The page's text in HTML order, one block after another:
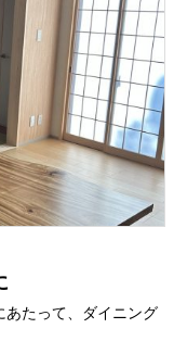
あたって、ダイニング